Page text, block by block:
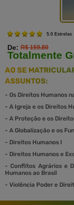
5.0 Estrelas
De: R$ 159.80
Totalmente
AO SE
ASSUNTOS:
- Os Direitos Humanos
- A Igreja e os Direitos
- A Proteção e os
- A Globalização e os
- Direitos Humanos I
- Direitos Humanos e
- Conflitos Agrários e
Humanos ao Brasil
- Violência Poder e